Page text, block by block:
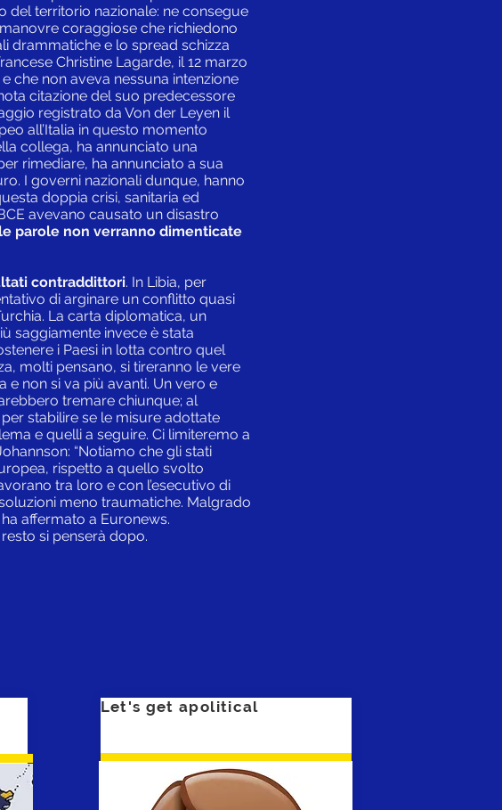
del territorio nazionale: ne consegue
coraggiose che richiedono
drammatiche e lo spread schizza
Christine Lagarde, il 12 marzo
che non aveva nessuna intenzione
citazione del suo predecessore
registrato da Von der Leyen il
all’Italia in questo momento
collega, ha annunciato una
rimediare, ha annunciato a sua
I governi nazionali dunque, hanno
doppia crisi, sanitaria ed
avevano causato un disastro
parole non verranno dimenticate
contraddittori. In Libia, per
di arginare un conflitto quasi
La carta diplomatica, un
saggiamente invece è stata
i Paesi in lotta contro quel
molti pensano, si tireranno le vere
e non si va più avanti. Un vero e
tremare chiunque; al
stabilire se le misure adottate
e quelli a seguire. Ci limiteremo a
“Notiamo che gli stati
rispetto a quello svolto
tra loro e con l’esecutivo di
meno traumatiche. Malgrado
ha affermato a Euronews.
si penserà dopo.
Let's get apolitical